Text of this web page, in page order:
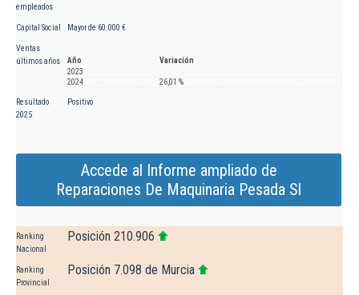
empleados
Capital Social Mayor de 60.000 €
Ventas
últimos años
Año
Variación
2023
2024
26,01 %
Resultado
2025
Positivo
Accede al Informe ampliado de
Reparaciones De Maquinaria Pesada Sl
Ranking
Nacional
Posición 210.906
Ranking
Provincial
Posición 7.098 de Murcia